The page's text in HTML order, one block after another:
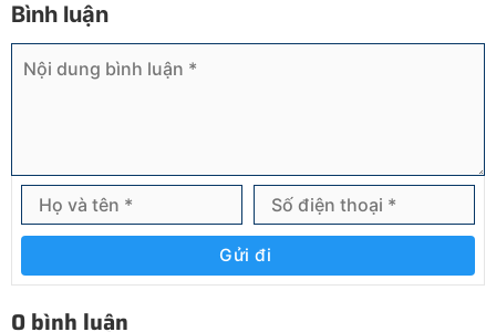
Bình luận
Gửi đi
0 bình luận